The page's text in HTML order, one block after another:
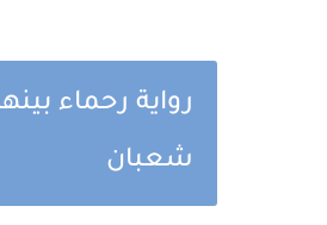
رواية رحماء
شعبان